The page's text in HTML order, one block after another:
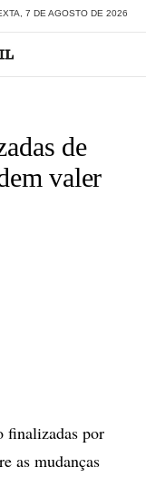
7 DE AGOSTO DE 2026
de
valer
finalizadas por
as mudanças